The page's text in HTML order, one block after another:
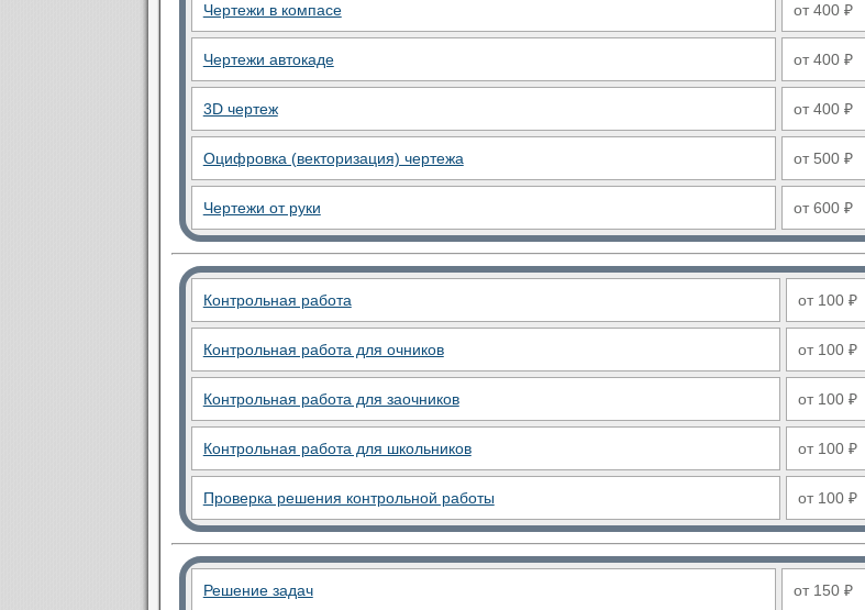
Чертежи в компасе от 400 ₽
Чертежи автокаде от 400 ₽
3D чертеж от 400 ₽
Оцифровка (векторизация) чертежа от 500 ₽
Чертежи от руки от 600 ₽
Контрольная работа от 100 ₽
Контрольная работа для очников от 100 ₽
Контрольная работа для заочников от 100 ₽
Контрольная работа для школьников от 100 ₽
Проверка решения контрольной работы от 100 ₽
Решение задач от 150 ₽